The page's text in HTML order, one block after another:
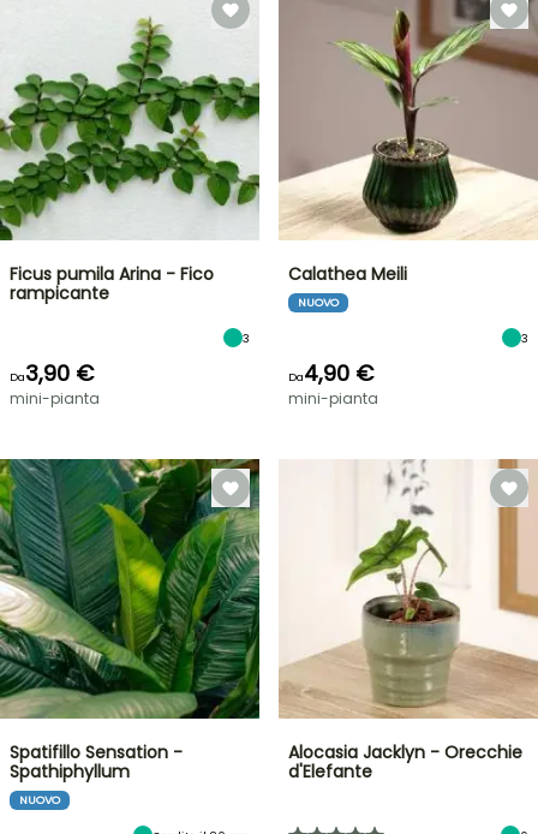
Ficus pumila Arina - Fico
rampicante
3
Da3,90 €
mini-pianta
Calathea Meili
NUOVO
3
Da4,90 €
mini-pianta
Spatifillo Sensation -
Spathiphyllum
NUOVO
Alocasia Jacklyn - Orecchie
d'Elefante